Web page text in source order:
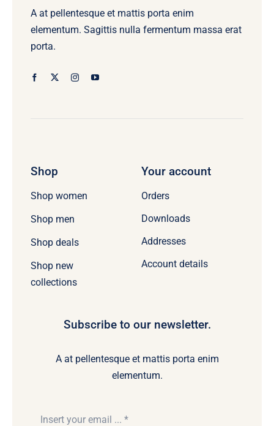
A at pellentesque et mattis porta enim
elementum. Sagittis nulla fermentum massa erat
porta.
Shop
Shop women
Shop men
Shop deals
Shop new
collections
Your account
Orders
Downloads
Addresses
Account details
Subscribe to our newsletter.
A at pellentesque et mattis porta enim
elementum.